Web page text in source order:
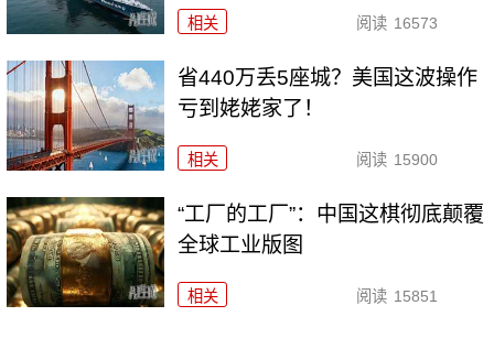
相关 阅读 16573
省440万丢5座城？美国这波操作
亏到姥姥家了！
相关 阅读 15900
“工厂的工厂”：中国这棋彻底颠覆
全球工业版图
相关 阅读 15851